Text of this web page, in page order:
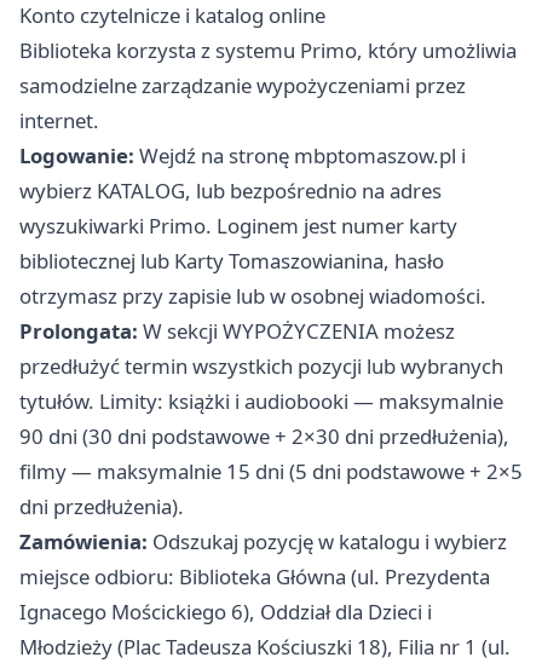
Konto czytelnicze i katalog online
Biblioteka korzysta z systemu Primo, który umożliwia
samodzielne zarządzanie wypożyczeniami przez
internet.
Logowanie: Wejdź na stronę mbptomaszow.pl i
wybierz KATALOG, lub bezpośrednio na adres
wyszukiwarki Primo. Loginem jest numer karty
bibliotecznej lub Karty Tomaszowianina, hasło
otrzymasz przy zapisie lub w osobnej wiadomości.
Prolongata: W sekcji WYPOŻYCZENIA możesz
przedłużyć termin wszystkich pozycji lub wybranych
tytułów. Limity: książki i audiobooki — maksymalnie
90 dni (30 dni podstawowe + 2×30 dni przedłużenia),
filmy — maksymalnie 15 dni (5 dni podstawowe + 2×5
dni przedłużenia).
Zamówienia: Odszukaj pozycję w katalogu i wybierz
miejsce odbioru: Biblioteka Główna (ul. Prezydenta
Ignacego Mościckiego 6), Oddział dla Dzieci i
Młodzieży (Plac Tadeusza Kościuszki 18), Filia nr 1 (ul.